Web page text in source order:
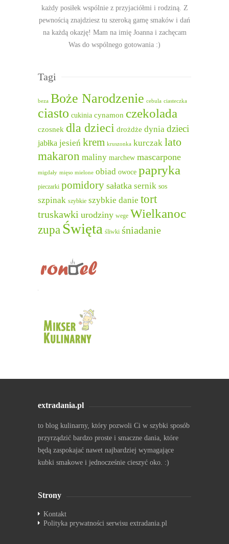
każdy posiłek wspólnie z przyjaciółmi i rodziną. Z
pewnością znajdziesz tu szeroką gamę smaków i dań
na każdą okazję! Mam na imię Joanna i zachęcam
Was do wspólnego gotowania :)
Tagi
beza Boże Narodzenie cebula ciasteczka
ciasto cukinia cynamon czekolada
czosnek dla dzieci drożdże dynia dzieci
jabłka jesień krem kruszonka kurczak lato
makaron maliny marchew mascarpone
migdały mięso mielone obiad owoce papryka
pieczarki pomidory sałatka sernik sos
szpinak szybkie szybkie danie tort
truskawki urodziny wege Wielkanoc
zupa Święta śliwki śniadanie
extradania.pl
to blog kulinarny, który pozwoli Ci w szybki sposób
przyrządzić bardzo proste i smaczne dania, które
będą zaspokajać nawet najbardziej wymagające
kubki smakowe i jednocześnie cieszyć oko. :)
Strony
Kontakt
Polityka prywatności serwisu extradania.pl